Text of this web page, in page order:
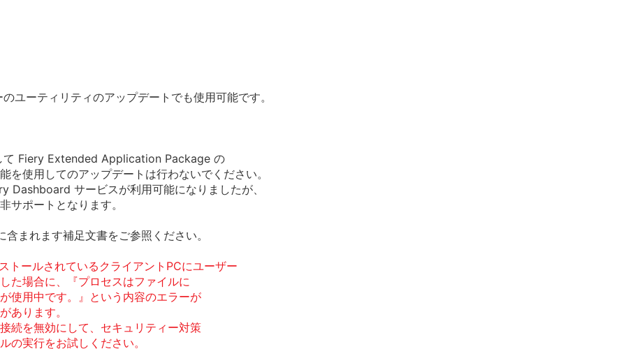
ユーティリティのアップデートでも使用可能です。
Fiery Extended Application Package の
を使用してのアップデートは行わないでください。
サービスが利用可能になりましたが、
サポートとなります。
まれます補足文書をご参照ください。
トールされているクライアントPCにユーザー
た場合に、『プロセスはファイルに
使用中です。』という内容のエラーが
あります。
続を無効にして、セキュリティー対策
の実行をお試しください。